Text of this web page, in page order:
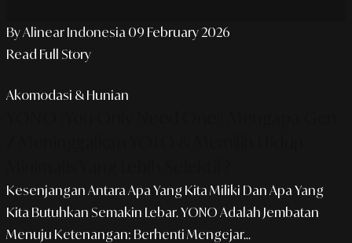
By Alinear Indonesia 09 February 2026
Read Full Story
Akomodasi & Hunian
Kesenjangan Antara Apa Yang Kita Miliki Dan Apa Yang
Kita Butuhkan Semakin Lebar. YONO Adalah Jembatan
Menuju Ketenangan: Berhenti Mengejar...